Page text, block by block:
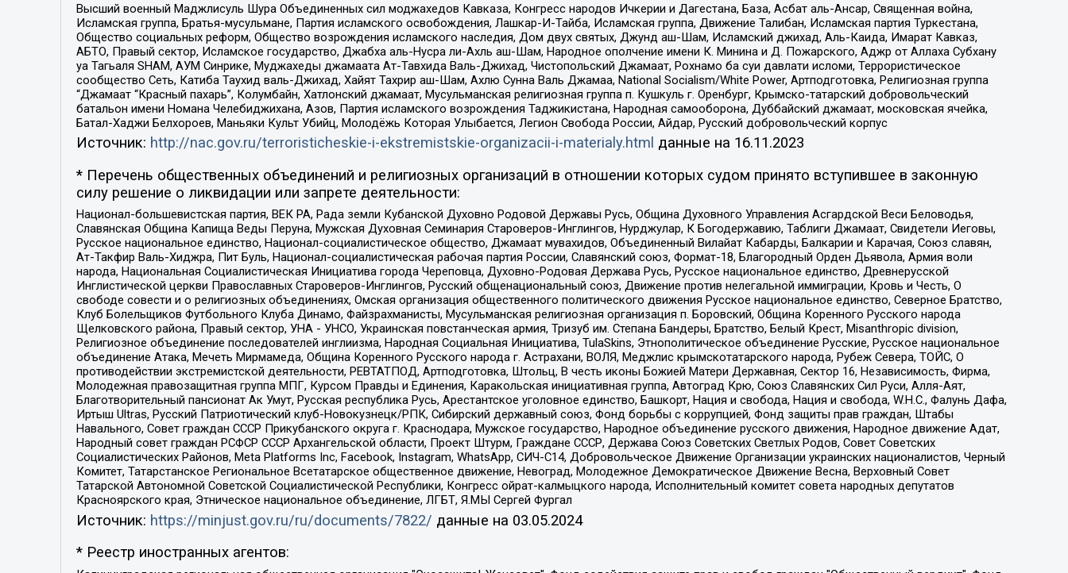
Высший военный Маджлисуль Шура Объединенных сил моджахедов Кавказа, Конгресс народов Ичкерии и Дагестана, База, Асбат аль-Ансар, Священная война,
Исламская группа, Братья-мусульмане, Партия исламского освобождения, Лашкар-И-Тайба, Исламская группа, Движение Талибан, Исламская партия Туркестана,
Общество социальных реформ, Общество возрождения исламского наследия, Дом двух святых, Джунд аш-Шам, Исламский джихад, Аль-Каида, Имарат Кавказ,
АБТО, Правый сектор, Исламское государство, Джабха аль-Нусра ли-Ахль аш-Шам, Народное ополчение имени К. Минина и Д. Пожарского, Аджр от Аллаха Субхану
уа Тагьаля SHAM, АУМ Синрике, Муджахеды джамаата Ат-Тавхида Валь-Джихад, Чистопольский Джамаат, Рохнамо ба суи давлати исломи, Террористическое
сообщество Сеть, Катиба Таухид валь-Джихад, Хайят Тахрир аш-Шам, Ахлю Сунна Валь Джамаа, National Socialism/White Power, Артподготовка, Религиозная группа
“Джамаат “Красный пахарь”, Колумбайн, Хатлонский джамаат, Мусульманская религиозная группа п. Кушкуль г. Оренбург, Крымско-татарский добровольческий
батальон имени Номана Челебиджихана, Азов, Партия исламского возрождения Таджикистана, Народная самооборона, Дуббайский джамаат, московская ячейка,
Батал-Хаджи Белхороев, Маньяки Культ Убийц, Молодёжь Которая Улыбается, Легион Свобода России, Айдар, Русский добровольческий корпус
Источник: http://nac.gov.ru/terroristicheskie-i-ekstremistskie-organizacii-i-materialy.html данные на 16.11.2023
* Перечень общественных объединений и религиозных организаций в отношении которых судом принято вступившее в законную
силу решение о ликвидации или запрете деятельности:
Национал-большевистская партия, ВЕК РА, Рада земли Кубанской Духовно Родовой Державы Русь, Община Духовного Управления Асгардской Веси Беловодья,
Славянская Община Капища Веды Перуна, Мужская Духовная Семинария Староверов-Инглингов, Нурджулар, К Богодержавию, Таблиги Джамаат, Свидетели Иеговы,
Русское национальное единство, Национал-социалистическое общество, Джамаат мувахидов, Объединенный Вилайат Кабарды, Балкарии и Карачая, Союз славян,
Ат-Такфир Валь-Хиджра, Пит Буль, Национал-социалистическая рабочая партия России, Славянский союз, Формат-18, Благородный Орден Дьявола, Армия воли
народа, Национальная Социалистическая Инициатива города Череповца, Духовно-Родовая Держава Русь, Русское национальное единство, Древнерусской
Инглистической церкви Православных Староверов-Инглингов, Русский общенациональный союз, Движение против нелегальной иммиграции, Кровь и Честь, О
свободе совести и о религиозных объединениях, Омская организация общественного политического движения Русское национальное единство, Северное Братство,
Клуб Болельщиков Футбольного Клуба Динамо, Файзрахманисты, Мусульманская религиозная организация п. Боровский, Община Коренного Русского народа
Щелковского района, Правый сектор, УНА - УНСО, Украинская повстанческая армия, Тризуб им. Степана Бандеры, Братство, Белый Крест, Misanthropic division,
Религиозное объединение последователей инглиизма, Народная Социальная Инициатива, TulaSkins, Этнополитическое объединение Русские, Русское национальное
объединение Атака, Мечеть Мирмамеда, Община Коренного Русского народа г. Астрахани, ВОЛЯ, Меджлис крымскотатарского народа, Рубеж Севера, ТОЙС, О
противодействии экстремистской деятельности, РЕВТАТПОД, Артподготовка, Штольц, В честь иконы Божией Матери Державная, Сектор 16, Независимость, Фирма,
Молодежная правозащитная группа МПГ, Курсом Правды и Единения, Каракольская инициативная группа, Автоград Крю, Союз Славянских Сил Руси, Алля-Аят,
Благотворительный пансионат Ак Умут, Русская республика Русь, Арестантское уголовное единство, Башкорт, Нация и свобода, Нация и свобода, W.H.С., Фалунь Дафа,
Иртыш Ultras, Русский Патриотический клуб-Новокузнецк/РПК, Сибирский державный союз, Фонд борьбы с коррупцией, Фонд защиты прав граждан, Штабы
Навального, Совет граждан СССР Прикубанского округа г. Краснодара, Мужское государство, Народное объединение русского движения, Народное движение Адат,
Народный совет граждан РСФСР СССР Архангельской области, Проект Штурм, Граждане СССР, Держава Союз Советских Светлых Родов, Совет Советских
Социалистических Районов, Meta Platforms Inc, Facebook, Instagram, WhatsApp, СИЧ-С14, Добровольческое Движение Организации украинских националистов, Черный
Комитет, Татарстанское Региональное Всетатарское общественное движение, Невоград, Молодежное Демократическое Движение Весна, Верховный Совет
Татарской Автономной Советской Социалистической Республики, Конгресс ойрат-калмыцкого народа, Исполнительный комитет совета народных депутатов
Красноярского края, Этническое национальное объединение, ЛГБТ, Я.МЫ Сергей Фургал
Источник: https://minjust.gov.ru/ru/documents/7822/ данные на 03.05.2024
* Реестр иностранных агентов: